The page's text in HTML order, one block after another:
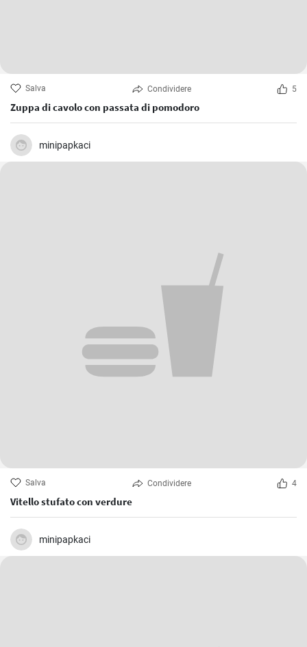
Salva Condividere 5
Zuppa di cavolo con passata di pomodoro
minipapkaci
Salva Condividere 4
Vitello stufato con verdure
minipapkaci